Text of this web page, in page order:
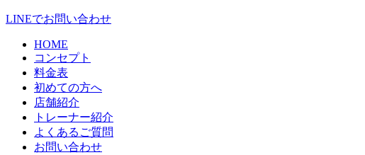
LINEでお問い合わせ
HOME
コンセプト
料金表
初めての方へ
店舗紹介
トレーナー紹介
よくあるご質問
お問い合わせ